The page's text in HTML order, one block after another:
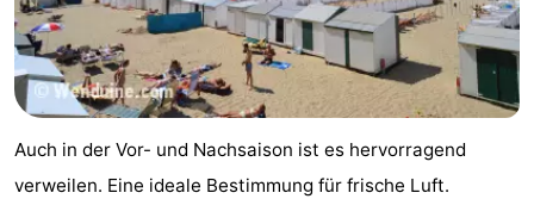
Auch in der Vor- und Nachsaison ist es hervorragend
verweilen. Eine ideale Bestimmung für frische Luft.